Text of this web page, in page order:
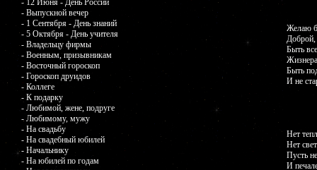
- 12 Июня - День России
- Выпускной вечер
- 1 Сентября - День знаний
- 5 Октября - День учителя
- Владельцу фирмы
- Военным, призывникам
- Восточный гороскоп
- Гороскоп друидов
- Коллеге
- К подарку
- Любимой, жене, подруге
- Любимому, мужу
- На свадьбу
- На свадебный юбилей
- Начальнику
- На юбилей по годам
Желаю
Доброй,
Быть
Быть
И не
Нет
Нет
Пусть
И